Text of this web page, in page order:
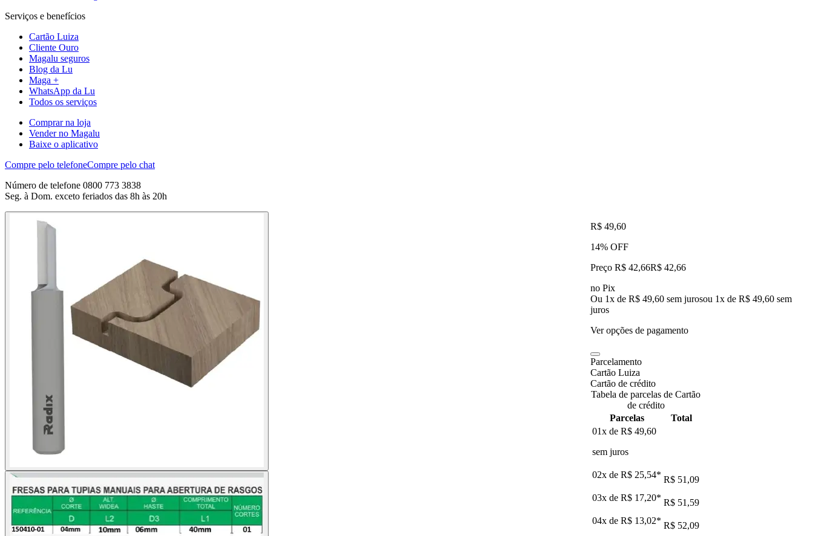
Serviços e benefícios
Cartão Luiza
Cliente Ouro
Magalu seguros
Blog da Lu
Maga +
WhatsApp da Lu
Todos os serviços
Comprar na loja
Vender no Magalu
Baixe o aplicativo
Compre pelo telefoneCompre pelo chat
Número de telefone 0800 773 3838
Seg. à Dom. exceto feriados das 8h às 20h
R$ 49,60
14% OFF
Preço R$ 42,66R$ 42,66
no Pix
Ou 1x de R$ 49,60 sem jurosou 1x de R$ 49,60 sem
juros
Ver opções de pagamento
Parcelamento
Cartão Luiza
Cartão de crédito
Tabela de parcelas de Cartão
de crédito
Parcelas
Total
01x de R$ 49,60
sem juros
02x de R$ 25,54* R$ 51,09
03x de R$ 17,20* R$ 51,59
04x de R$ 13,02* R$ 52,09